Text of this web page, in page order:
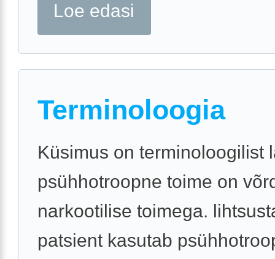
Loe edasi
Terminoloogia
Küsimus on terminoloogilist
psühhotroopne toime on
narkootilise toimega.
patsient kasutab